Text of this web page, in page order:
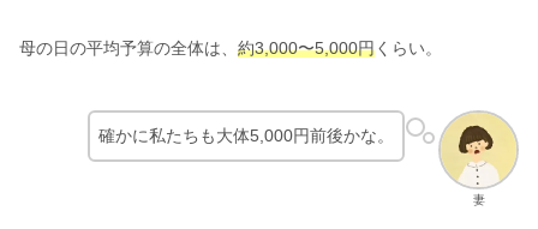
母の日の平均予算の全体は、 約3,000〜5,000円くらい。
妻
確かに私たちも大体5,000円前後かな。